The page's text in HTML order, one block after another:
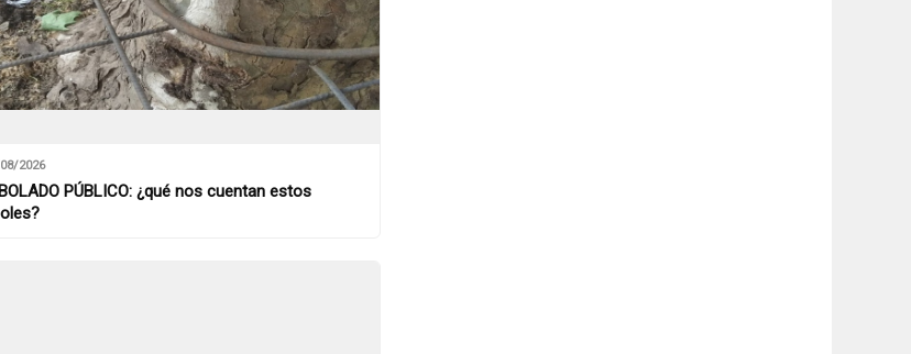
2026
PÚBLICO: ¿qué nos cuentan estos